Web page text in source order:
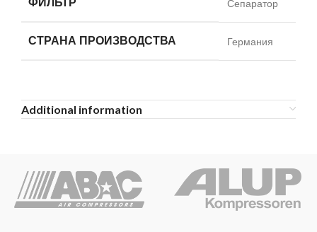
Сепаратор
СТРАНА ПРОИЗВОДСТВА Германия
Additional information